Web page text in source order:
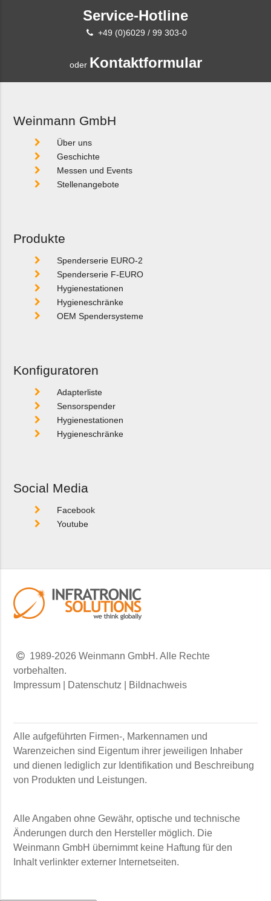
Service-Hotline
+49 (0)6029 / 99 303-0
oder Kontaktformular
Weinmann GmbH
Über uns
Geschichte
Messen und Events
Stellenangebote
Produkte
Spenderserie EURO-2
Spenderserie F-EURO
Hygienestationen
Hygieneschränke
OEM Spendersysteme
Konfiguratoren
Adapterliste
Sensorspender
Hygienestationen
Hygieneschränke
Social Media
Facebook
Youtube
1989-2026 Weinmann GmbH. Alle Rechte
vorbehalten.
Impressum
Datenschutz Bildnachweis
Alle aufgeführten Firmen-, Markennamen und
Warenzeichen sind Eigentum ihrer jeweiligen Inhaber
und dienen lediglich zur Identifikation und Beschreibung
von Produkten und Leistungen.
Alle Angaben ohne Gewähr, optische und technische
Änderungen durch den Hersteller möglich. Die
Weinmann GmbH übernimmt keine Haftung für den
Inhalt verlinkter externer Internetseiten.